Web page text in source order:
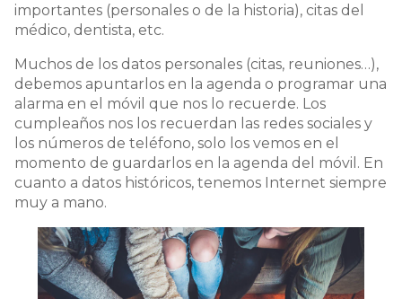
importantes (personales o de la historia), citas del
médico, dentista, etc.
Muchos de los datos personales (citas, reuniones…),
debemos apuntarlos en la agenda o programar una
alarma en el móvil que nos lo recuerde. Los
cumpleaños nos los recuerdan las redes sociales y
los números de teléfono, solo los vemos en el
momento de guardarlos en la agenda del móvil. En
cuanto a datos históricos, tenemos Internet siempre
muy a mano.